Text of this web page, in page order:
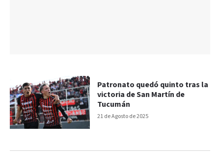
21 de Agosto de 2025
Patronato quedó quinto tras la
victoria de San Martín de
Tucumán